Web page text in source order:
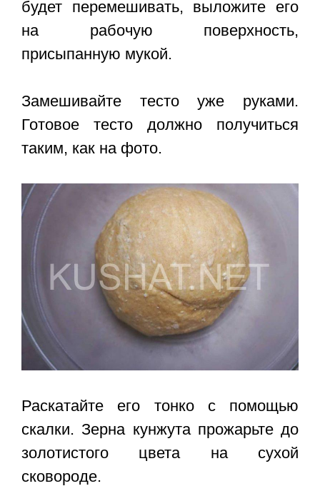
будет перемешивать, выложите его
на рабочую поверхность,
присыпанную мукой.
Замешивайте тесто уже руками.
Готовое тесто должно получиться
таким, как на фото.
Раскатайте его тонко с помощью
скалки. Зерна кунжута прожарьте до
золотистого цвета на сухой
сковороде.